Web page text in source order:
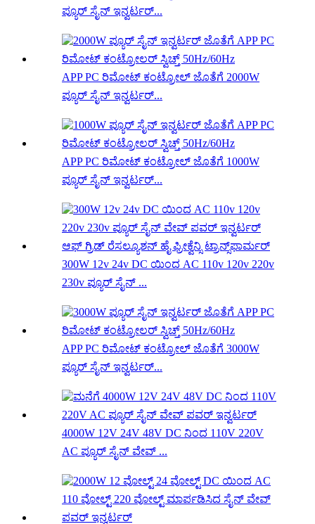
ಪ್ಯೂರ್ ಸೈನ್ ಇನ್ವರ್ಟರ್...
APP PC ರಿಮೋಟ್ ಕಂಟ್ರೋಲ್ ಜೊತೆಗೆ 2000W
ಪ್ಯೂರ್ ಸೈನ್ ಇನ್ವರ್ಟರ್...
APP PC ರಿಮೋಟ್ ಕಂಟ್ರೋಲ್ ಜೊತೆಗೆ 1000W
ಪ್ಯೂರ್ ಸೈನ್ ಇನ್ವರ್ಟರ್...
300W 12v 24v DC ಯಿಂದ AC 110v 120v 220v
230v ಪ್ಯೂರ್ ಸೈನ್ ...
APP PC ರಿಮೋಟ್ ಕಂಟ್ರೋಲ್ ಜೊತೆಗೆ 3000W
ಪ್ಯೂರ್ ಸೈನ್ ಇನ್ವರ್ಟರ್...
4000W 12V 24V 48V DC ನಿಂದ 110V 220V
AC ಪ್ಯೂರ್ ಸೈನ್ ವೇವ್ ...